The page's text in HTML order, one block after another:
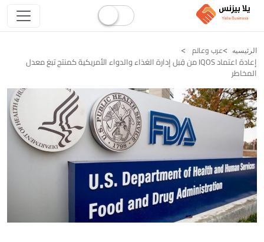
الرئيسيه عرب وعالم
إعادة اعتماد IQOS من قِبل إدارة الغذاء والدواء الأمريكية كمنتج تبغ معدل
المخاطر